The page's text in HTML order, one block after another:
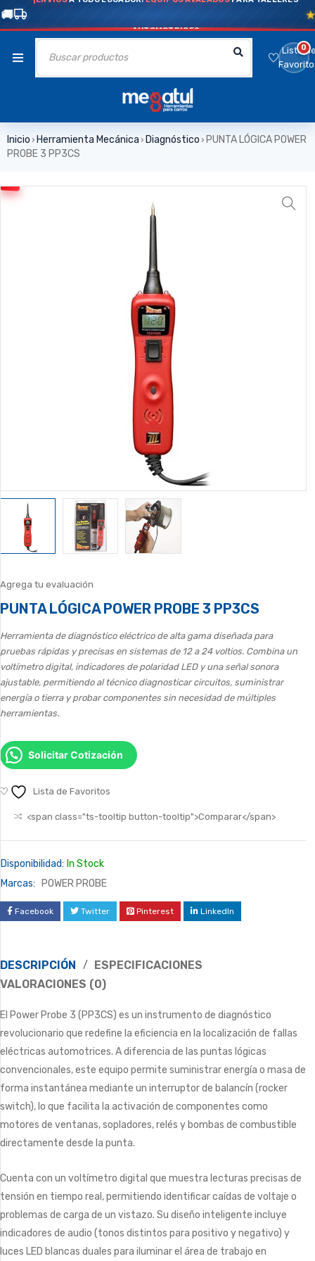
AUTOMOTRICES
Lista0
Inicio › Herramienta Mecánica › Diagnóstico › PUNTA LÓGICA POWER
PROBE 3 PP3CS
Agrega tu evaluación
PUNTA LÓGICA POWER PROBE 3 PP3CS
Herramienta de diagnóstico eléctrico de alta gama diseñada para
pruebas rápidas y precisas en sistemas de 12 a 24 voltios. Combina un
voltímetro digital, indicadores de polaridad LED y una señal sonora
ajustable, permitiendo al técnico diagnosticar circuitos, suministrar
energía o tierra y probar componentes sin necesidad de múltiples
herramientas.
Solicitar Cotización
Lista de Favoritos
<span class="ts-tooltip button-tooltip">Comparar</span>
Disponibilidad: In Stock
Marcas:
POWER PROBE
Facebook Twitter Pinterest LinkedIn
DESCRIPCIÓN
ESPECIFICACIONES
VALORACIONES (0)
El Power Probe 3 (PP3CS) es un instrumento de diagnóstico
revolucionario que redefine la eficiencia en la localización de fallas
eléctricas automotrices. A diferencia de las puntas lógicas
convencionales, este equipo permite suministrar energía o masa de
forma instantánea mediante un interruptor de balancín (rocker
switch), lo que facilita la activación de componentes como
motores de ventanas, sopladores, relés y bombas de combustible
directamente desde la punta.
Cuenta con un voltímetro digital que muestra lecturas precisas de
tensión en tiempo real, permitiendo identificar caídas de voltaje o
problemas de carga de un vistazo. Su diseño inteligente incluye
indicadores de audio (tonos distintos para positivo y negativo) y
luces LED blancas duales para iluminar el área de trabajo en